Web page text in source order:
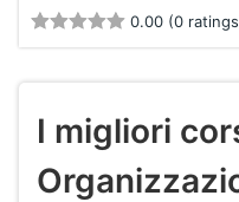
0.00 (0
I migliori